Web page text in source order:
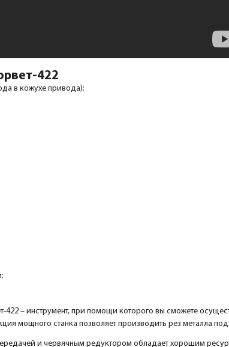
422
в кожухе привода);
422 – инструмент, при помощи которого вы сможете
мощного станка позволяет производить рез металла
и червячным редуктором обладает хорошим